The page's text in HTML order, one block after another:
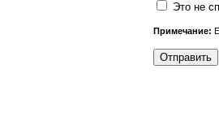
Это не
Примечание: